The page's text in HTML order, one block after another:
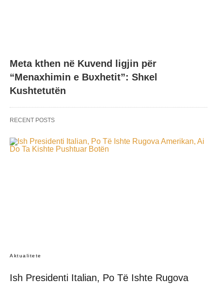
Meta kthen në Kuvend ligjin për
“Menaxhimin e Bυxhetit”: Shκel
Kushtetutën
RECENT POSTS
Aktualitete
Ish Presidenti Italian, Po Të Ishte Rugova